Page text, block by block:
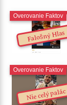
Falošný Hlas
Overovanie Faktov
Nie celý palác
Overovanie Faktov